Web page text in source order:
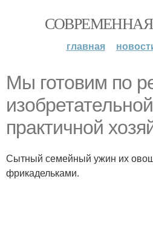
главная
Мы готовим по
практичной
Сытный семейный ужин их
фрикадельками.